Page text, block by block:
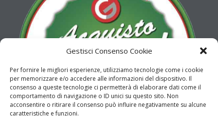
Gestisci Consenso Cookie
Per fornire le migliori esperienze, utilizziamo tecnologie come i cookie
per memorizzare e/o accedere alle informazioni del dispositivo. Il
consenso a queste tecnologie ci permetterà di elaborare dati come il
comportamento di navigazione o ID unici su questo sito. Non
acconsentire o ritirare il consenso può influire negativamente su alcune
caratteristiche e funzioni.